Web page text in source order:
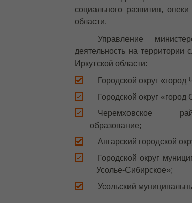
социального развития,
области.
Управление
деятельность на территории
Иркутской области:
Городской округ
Городской округ «город
Черемховское
образование;
Ангарский городской
Городской округ
Усолье-Сибирское»;
Усольский